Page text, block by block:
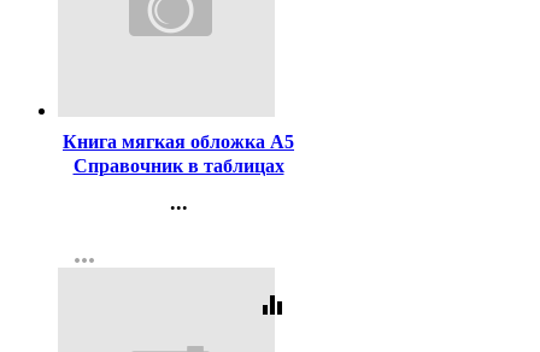
Книга мягкая обложка А5
Справочник в таблицах
арт.24961
...
Регистрация
more_horiz
equalizer